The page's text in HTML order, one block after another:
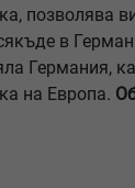
позволява
в
Германия,
на Европа.